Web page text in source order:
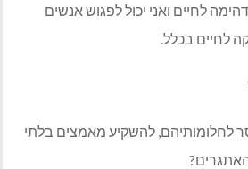
לחיים ואני יכול לפגוש אנשים
לחיים בכלל.
לחלומותיהם, להשקיע מאמצים בלתי